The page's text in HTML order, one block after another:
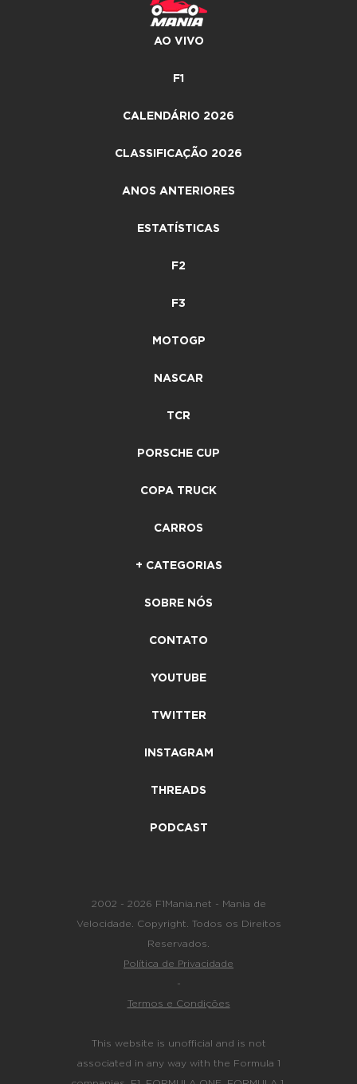
AO VIVO
F1
CALENDÁRIO 2026
CLASSIFICAÇÃO 2026
ANOS ANTERIORES
ESTATÍSTICAS
F2
F3
MOTOGP
NASCAR
TCR
PORSCHE CUP
COPA TRUCK
CARROS
+ CATEGORIAS
SOBRE NÓS
CONTATO
YOUTUBE
TWITTER
INSTAGRAM
THREADS
PODCAST
2002 - 2026 F1Mania.net - Mania de
Velocidade. Copyright. Todos os Direitos
Reservados.
Política de Privacidade
-
Termos e Condições
This website is unofficial and is not
associated in any way with the Formula 1